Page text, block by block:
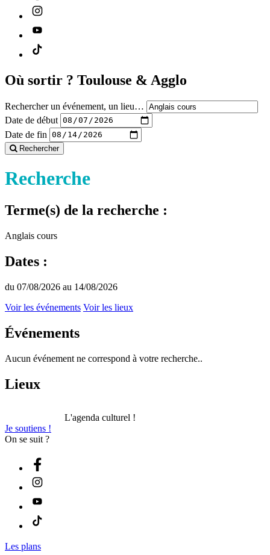
Où sortir ? Toulouse & Agglo
Rechercher un événement, un lieu…
Date de début
Date de fin
Rechercher
Recherche
Terme(s) de la recherche :
Anglais cours
Dates :
du 07/08/2026 au 14/08/2026
Voir les événements Voir les lieux
Événements
Aucun événement ne correspond à votre recherche..
Lieux
L'agenda culturel !
Je soutiens !
On se suit ?
Les plans